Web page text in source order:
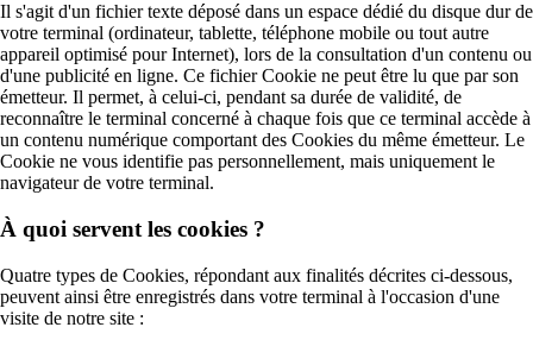
Il s'agit d'un fichier texte déposé dans un espace dédié du disque dur de
votre terminal (ordinateur, tablette, téléphone mobile ou tout autre
appareil optimisé pour Internet), lors de la consultation d'un contenu ou
d'une publicité en ligne. Ce fichier Cookie ne peut être lu que par son
émetteur. Il permet, à celui-ci, pendant sa durée de validité, de
reconnaître le terminal concerné à chaque fois que ce terminal accède à
un contenu numérique comportant des Cookies du même émetteur. Le
Cookie ne vous identifie pas personnellement, mais uniquement le
navigateur de votre terminal.
À quoi servent les cookies ?
Quatre types de Cookies, répondant aux finalités décrites ci-dessous,
peuvent ainsi être enregistrés dans votre terminal à l'occasion d'une
visite de notre site :